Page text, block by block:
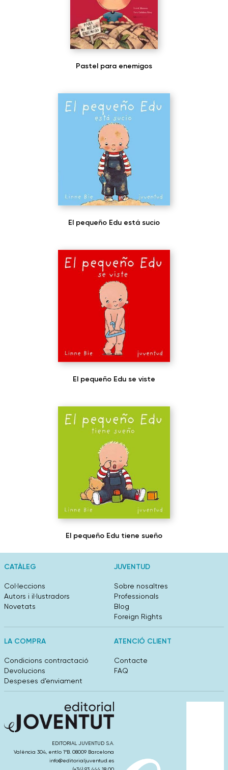
Pastel para enemigos
El pequeño Edu está sucio
El pequeño Edu se viste
El pequeño Edu tiene sueño
CATÀLEG
Col·leccions
Autors i il·lustradors
Novetats
JUVENTUD
Sobre nosaltres
Professionals
Blog
Foreign Rights
LA COMPRA
Condicions contractació
Devolucions
Despeses d’enviament
ATENCIÓ CLIENT
Contacte
FAQ
EDITORIAL JUVENTUD S.A.
València 304, entlo 1ºB. 08009 Barcelona
info@editorialjuventud.es